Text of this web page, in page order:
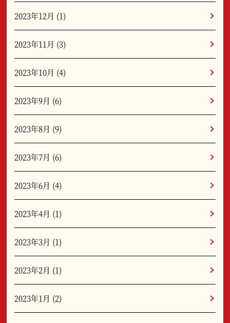
2023年12月 (1)
2023年11月 (3)
2023年10月 (4)
2023年9月 (6)
2023年8月 (9)
2023年7月 (6)
2023年6月 (4)
2023年4月 (1)
2023年3月 (1)
2023年2月 (1)
2023年1月 (2)